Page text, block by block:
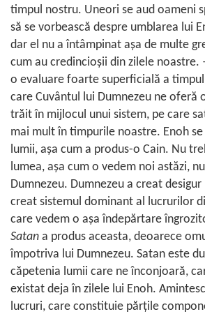
timpul nostru. Uneori se aud oameni
să se vorbească despre umblarea lui
dar el nu a întâmpinat aşa de multe
cum au credincioşii din zilele noastre.
o evaluare foarte superficială a
care Cuvântul lui Dumnezeu ne oferă
trăit în mijlocul unui sistem, pe care
mai mult în timpurile noastre. Enoh
lumii, aşa cum a produs-o Cain. Nu
lumea, aşa cum o vedem noi astăzi,
Dumnezeu. Dumnezeu a creat
creat sistemul dominant al lucrurilor
care vedem o aşa îndepărtare
Satan a produs aceasta, deoarece
împotriva lui Dumnezeu. Satan este
căpetenia lumii care ne înconjoară,
existat deja în zilele lui Enoh.
lucruri, care constituie părţile